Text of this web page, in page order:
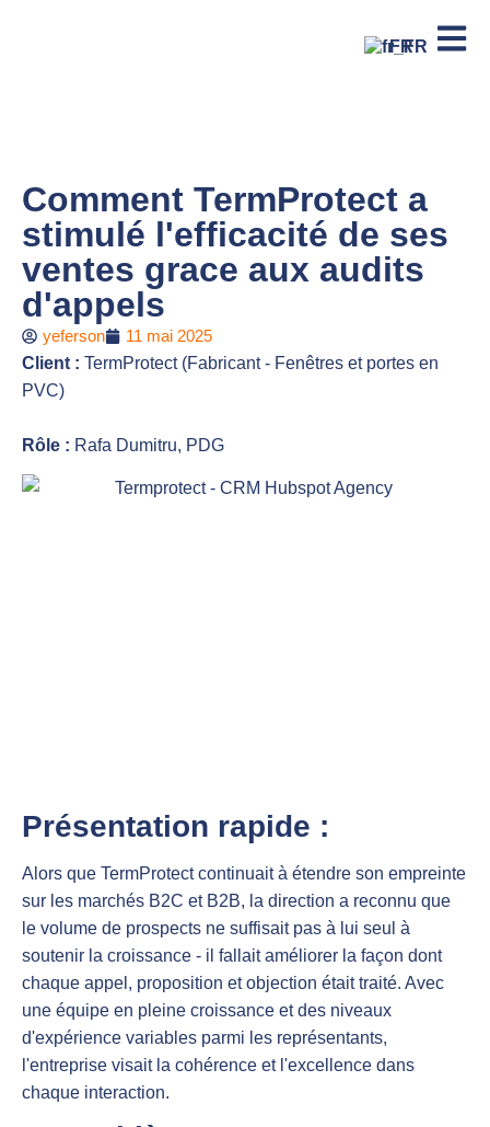
FR
Comment TermProtect a
stimulé l'efficacité de ses
ventes grace aux audits
d'appels
yeferson
11 mai 2025
Client : TermProtect (Fabricant - Fenêtres et portes en
PVC)
Rôle : Rafa Dumitru, PDG
Présentation rapide :
Alors que TermProtect continuait à étendre son empreinte
sur les marchés B2C et B2B, la direction a reconnu que
le volume de prospects ne suffisait pas à lui seul à
soutenir la croissance - il fallait améliorer la façon dont
chaque appel, proposition et objection était traité. Avec
une équipe en pleine croissance et des niveaux
d'expérience variables parmi les représentants,
l'entreprise visait la cohérence et l'excellence dans
chaque interaction.